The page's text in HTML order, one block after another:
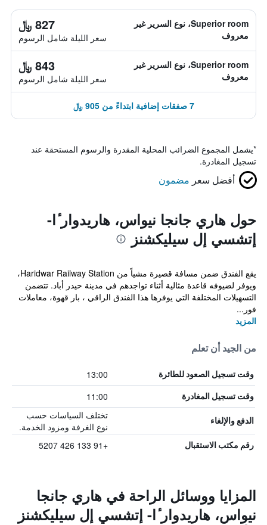
Superior room، نوع السرير غير
معروف
827 ﷼
سعر الليلة شامل الرسوم
Superior room، نوع السرير غير
معروف
843 ﷼
سعر الليلة شامل الرسوم
7 صفقات إضافية ابتداءً من 905 ﷼
*يشمل المجموع الضرائب المحلية المقدرة والرسوم المستحقة عند
تسجيل المغادرة.
أفضل سعر مضمون
حول هاري جانجا نيواس، هاريدوار ٔا-
إتشسي إل سيليكشنز
يقع الفندق ضمن مسافة قصيرة مشياً من Haridwar Railway Station،
ويوفر لضيوفه قاعدة مثالية أثناء تواجدهم في مدينة حيدر أباد. تتضمن
التسهيلات المختلفة التي يوفرها هذا الفندق الراقي ، بار قهوة، معاملات
فور...
المزيد
من الجيد أن تعلم
وقت تسجيل الصعود للطائرة 13:00
وقت تسجيل المغادرة 11:00
الدفع والإلغاء
تختلف السياسات حسب
نوع الغرفة ومزود الخدمة.
رقم مكتب الاستقبال +91 133 426 5207
المزايا ووسائل الراحة في هاري جانجا
نيواس، هاريدوار ٔا- إتشسي إل سيليكشنز